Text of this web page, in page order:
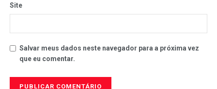
Site
Salvar meus dados neste navegador para a próxima vez
que eu comentar.